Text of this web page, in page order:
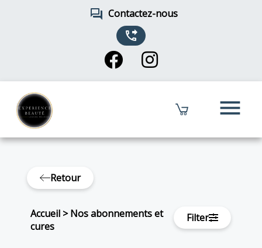
forum Contactez-nous
phone_forwarded
menu
Retour
Accueil >Nos abonnements et
cures
Filter